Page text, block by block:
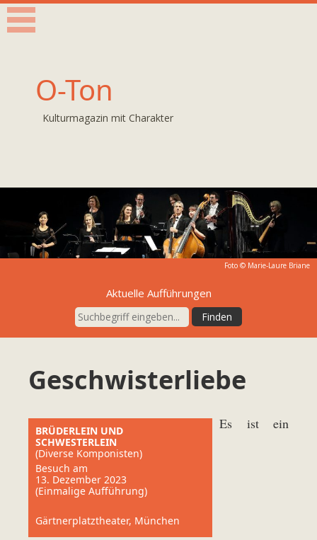
O-Ton
Kulturmagazin mit Charakter
Foto © Marie-Laure Briane
Aktuelle Aufführungen
Geschwisterliebe
BRÜDERLEIN UND
SCHWESTERLEIN
(Diverse Komponisten)
Besuch am
13. Dezember 2023
(Einmalige Aufführung)
Gärtnerplatztheater, München
Es ist ein